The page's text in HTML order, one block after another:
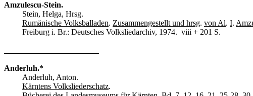
Amzulescu-Stein.
Stein, Helga, Hrsg.
Rumänische Volksballaden. Zusammengestellt und hrsg. von Al. I.
Freiburg i. Br.: Deutsches Volksliedarchiv, 1974. viii + 201 S.
Anderluh.*
Anderluh, Anton.
Kärntens Volksliederschatz.